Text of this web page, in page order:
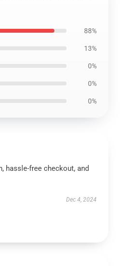
88%
13%
0%
0%
0%
hassle-free checkout, and
Dec 4, 2024